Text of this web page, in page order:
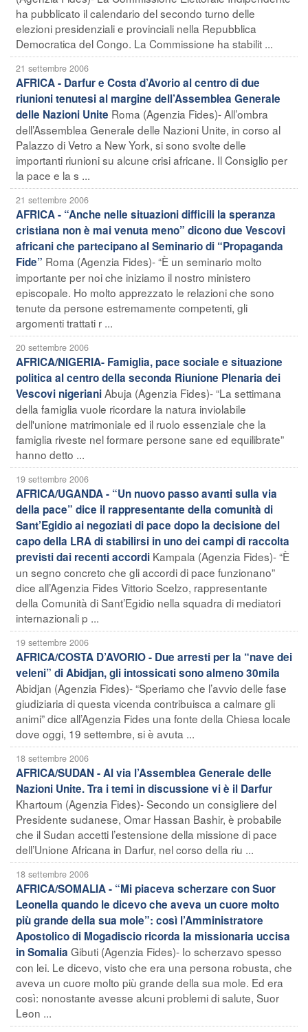
ha pubblicato il calendario del secondo turno delle
elezioni presidenziali e provinciali nella Repubblica
Democratica del Congo. La Commissione ha stabilit ...
21 settembre 2006
AFRICA - Darfur e Costa d’Avorio al centro di due
riunioni tenutesi al margine dell’Assemblea Generale
delle Nazioni Unite Roma (Agenzia Fides)- All’ombra
dell’Assemblea Generale delle Nazioni Unite, in corso al
Palazzo di Vetro a New York, si sono svolte delle
importanti riunioni su alcune crisi africane. Il Consiglio per
la pace e la s ...
21 settembre 2006
AFRICA - “Anche nelle situazioni difficili la speranza
cristiana non è mai venuta meno” dicono due Vescovi
africani che partecipano al Seminario di “Propaganda
Fide” Roma (Agenzia Fides)- “È un seminario molto
importante per noi che iniziamo il nostro ministero
episcopale. Ho molto apprezzato le relazioni che sono
tenute da persone estremamente competenti, gli
argomenti trattati r ...
20 settembre 2006
AFRICA/NIGERIA- Famiglia, pace sociale e situazione
politica al centro della seconda Riunione Plenaria dei
Vescovi nigerianiAbuja (Agenzia Fides)- “La settimana
della famiglia vuole ricordare la natura inviolabile
dell'unione matrimoniale ed il ruolo essenziale che la
famiglia riveste nel formare persone sane ed equilibrate”
hanno detto ...
19 settembre 2006
AFRICA/UGANDA - “Un nuovo passo avanti sulla via
della pace” dice il rappresentante della comunità di
Sant’Egidio ai negoziati di pace dopo la decisione del
capo della LRA di stabilirsi in uno dei campi di raccolta
previsti dai recenti accordi Kampala (Agenzia Fides)- “È
un segno concreto che gli accordi di pace funzionano”
dice all’Agenzia Fides Vittorio Scelzo, rappresentante
della Comunità di Sant’Egidio nella squadra di mediatori
internazionali p ...
19 settembre 2006
AFRICA/COSTA D’AVORIO - Due arresti per la “nave dei
veleni” di Abidjan, gli intossicati sono almeno 30mila
Abidjan (Agenzia Fides)- “Speriamo che l’avvio delle fase
giudiziaria di questa vicenda contribuisca a calmare gli
animi” dice all’Agenzia Fides una fonte della Chiesa locale
dove oggi, 19 settembre, si è avuta ...
18 settembre 2006
AFRICA/SUDAN - Al via l’Assemblea Generale delle
Nazioni Unite. Tra i temi in discussione vi è il Darfur
Khartoum (Agenzia Fides)- Secondo un consigliere del
Presidente sudanese, Omar Hassan Bashir, è probabile
che il Sudan accetti l’estensione della missione di pace
dell’Unione Africana in Darfur, nel corso della riu ...
18 settembre 2006
AFRICA/SOMALIA - “Mi piaceva scherzare con Suor
Leonella quando le dicevo che aveva un cuore molto
più grande della sua mole”: così l’Amministratore
Apostolico di Mogadiscio ricorda la missionaria uccisa
in Somalia Gibuti (Agenzia Fides)- Io scherzavo spesso
con lei. Le dicevo, visto che era una persona robusta, che
aveva un cuore molto più grande della sua mole. Ed era
così: nonostante avesse alcuni problemi di salute, Suor
Leon ...